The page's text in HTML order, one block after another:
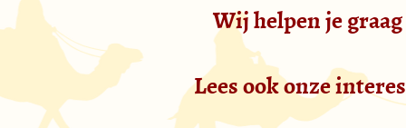
Wij helpen je
Lees ook onze